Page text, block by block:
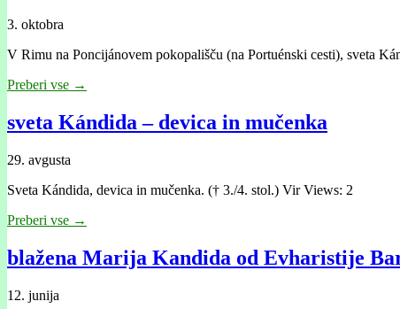
3. oktobra
V Rimu na Poncijánovem pokopališču (na Portuénski cesti), sveta
Preberi vse →
sveta Kándida – devica in mučenka
29. avgusta
Sveta Kándida, devica in mučenka. († 3./4. stol.) Vir Views: 2
Preberi vse →
blažena Marija Kandida od Evharistije
12. junija